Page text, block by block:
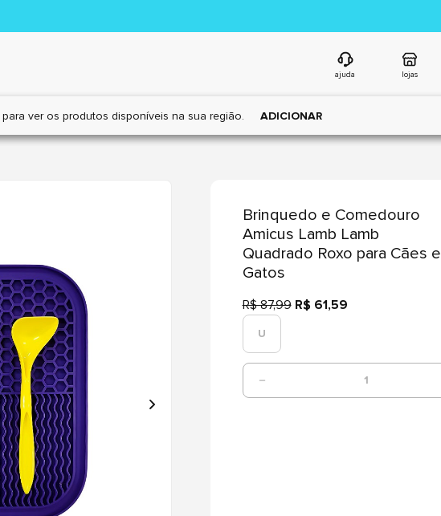
ajuda lojas
ver os produtos disponíveis na sua região. ADICIONAR
Brinquedo e Comedouro
Amicus Lamb Lamb
Quadrado Roxo para Cães e
Gatos
R$ 87,99 R$ 61,59
U
1